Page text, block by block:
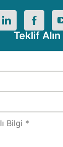
Teklif Alın